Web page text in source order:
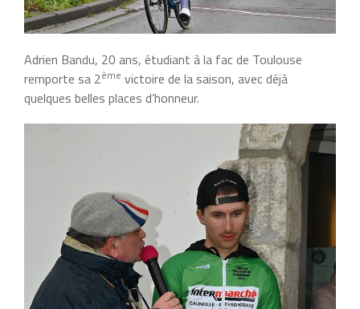
Adrien Bandu, 20 ans, étudiant à la fac de Toulouse
remporte sa 2ème victoire de la saison, avec déjà
quelques belles places d’honneur.